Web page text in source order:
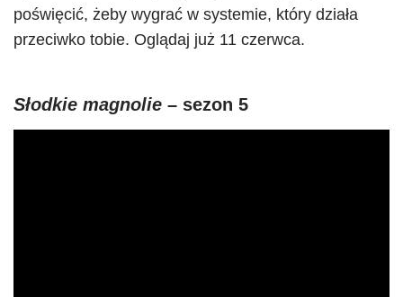
poświęcić, żeby wygrać w systemie, który działa
przeciwko tobie. Oglądaj już 11 czerwca.
Słodkie magnolie – sezon 5